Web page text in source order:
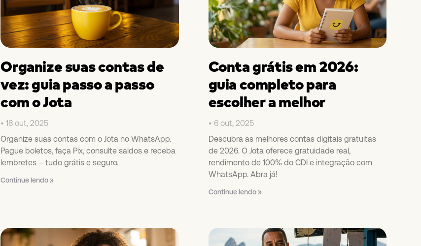
Organize suas contas de
vez: guia passo a passo
com o Jota
18 out, 2025
Organize suas contas com o Jota no WhatsApp.
Pague boletos, faça Pix, consulte saldos e receba
lembretes – tudo grátis e seguro.
Continue lendo »
Conta grátis em 2026:
guia completo para
escolher a melhor
6 out, 2025
Descubra as melhores contas digitais gratuitas
de 2026. O Jota oferece gratuidade real,
rendimento de 100% do CDI e integração com
WhatsApp. Abra já!
Continue lendo »